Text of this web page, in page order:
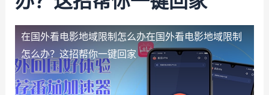
在国外看电影地域限制怎么办在国外看电影地域限制
怎么办？这招帮你一键回家